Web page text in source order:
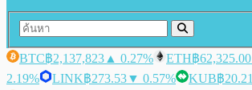
BTC฿2,137,823 ▲ 0.27% ETH฿62,325.00
2.19%
LINK฿273.53▼ 0.57% KUB฿20.21